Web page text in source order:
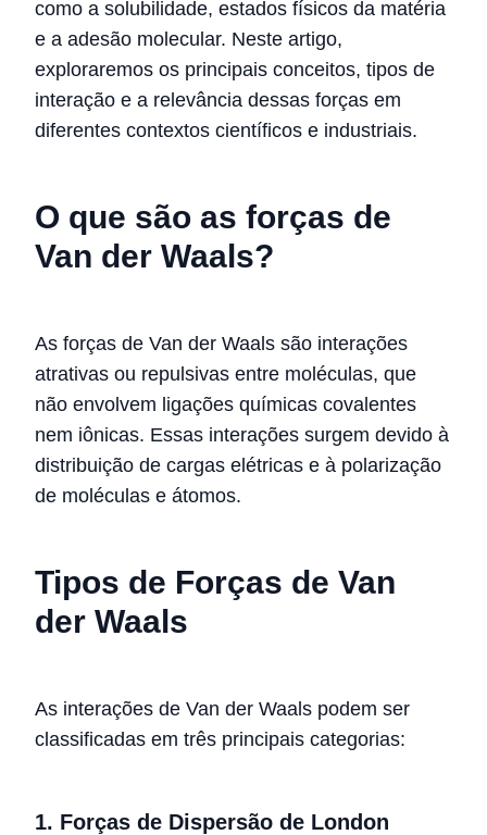
como a solubilidade, estados físicos da matéria
e a adesão molecular. Neste artigo,
exploraremos os principais conceitos, tipos de
interação e a relevância dessas forças em
diferentes contextos científicos e industriais.
O que são as forças de
Van der Waals?
As forças de Van der Waals são interações
atrativas ou repulsivas entre moléculas, que
não envolvem ligações químicas covalentes
nem iônicas. Essas interações surgem devido à
distribuição de cargas elétricas e à polarização
de moléculas e átomos.
Tipos de Forças de Van
der Waals
As interações de Van der Waals podem ser
classificadas em três principais categorias:
1. Forças de Dispersão de London